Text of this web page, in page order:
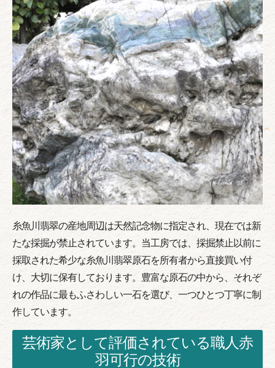
糸魚川翡翠の産地周辺は天然記念物に指定され、現在では新
たな採掘が禁止されています。当工房では、採掘禁止以前に
採取された希少な糸魚川翡翠原石を所有者から直接買い付
け、大切に保有しております。豊富な原石の中から、それぞ
れの作品に最もふさわしい一石を選び、一つひとつ丁寧に制
作しています。
芸術家として評価されている職人赤
羽可行の技術